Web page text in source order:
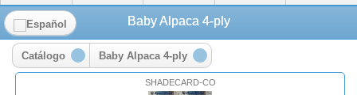
Baby Alpaca 4-ply
Catálogo Baby Alpaca 4-ply
SHADECARD-CO